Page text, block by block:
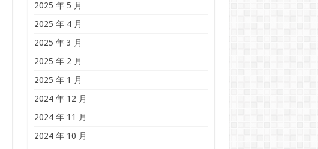
2025 年 5 月
2025 年 4 月
2025 年 3 月
2025 年 2 月
2025 年 1 月
2024 年 12 月
2024 年 11 月
2024 年 10 月